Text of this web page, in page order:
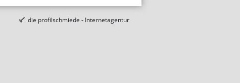
die profilschmiede - Internetagentur